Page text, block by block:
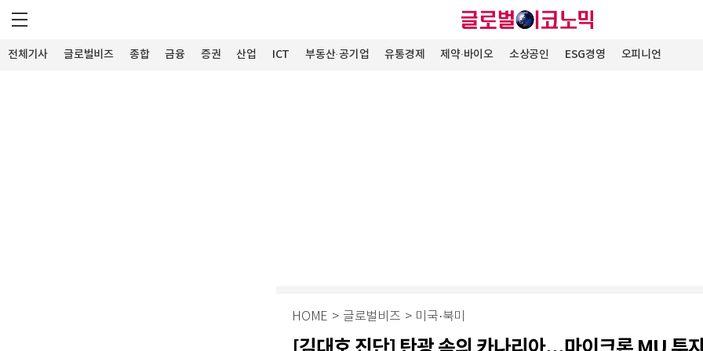
전체기사 글로벌비즈 종합 금융 증권 산업 ICT 부동산·공기업 유통경제 제약∙바이오 소상공인 ESG경영 오피니언
HOME > 글로벌비즈 > 미국·북미